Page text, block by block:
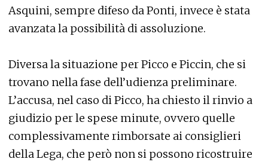
Asquini, sempre difeso da Ponti, invece è stata
avanzata la possibilità di assoluzione.
Diversa la situazione per Picco e Piccin, che si
trovano nella fase dell’udienza preliminare.
L’accusa, nel caso di Picco, ha chiesto il rinvio a
giudizio per le spese minute, ovvero quelle
complessivamente rimborsate ai consiglieri
della Lega, che però non si possono ricostruire